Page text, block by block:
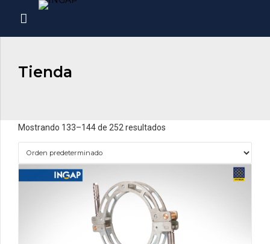
Tienda
Mostrando 133–144 de 252 resultados